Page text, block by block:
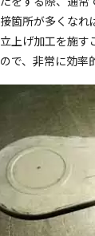
箇所が多くな
上げ加工を施
で、非常に効率